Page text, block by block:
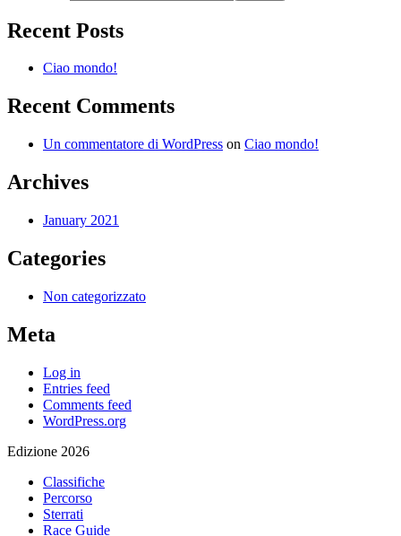
Recent Posts
Ciao mondo!
Recent Comments
Un commentatore di WordPress on Ciao mondo!
Archives
January 2021
Categories
Non categorizzato
Meta
Log in
Entries feed
Comments feed
WordPress.org
Edizione 2026
Classifiche
Percorso
Sterrati
Race Guide